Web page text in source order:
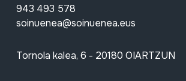
943 493 578
soinuenea@soinuenea.eus
Tornola kalea, 6 - 20180 OIARTZUN